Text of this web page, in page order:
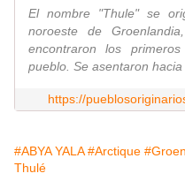
El nombre "Thule" se
noroeste de
encontraron los
pueblo. Se asentaron hacia
https://
#ABYA YALA #Arctique
Thulé